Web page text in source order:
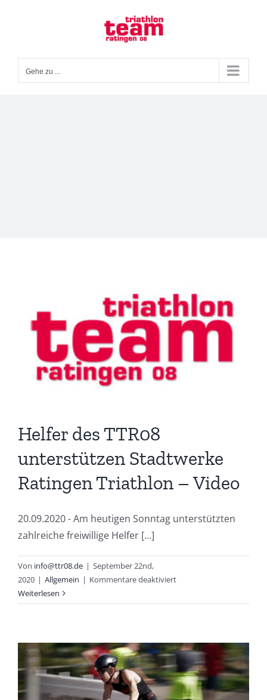
Gehe zu ...
Helfer des TTR08
unterstützen Stadtwerke
Ratingen Triathlon – Video
20.09.2020 - Am heutigen Sonntag unterstützten
zahlreiche freiwillige Helfer [...]
Von info@ttr08.de | September 22nd,
2020 | Allgemein | Kommentare deaktiviertfür
des
Stadtwerke
Ratingen
Triathlon
Weiterlesen